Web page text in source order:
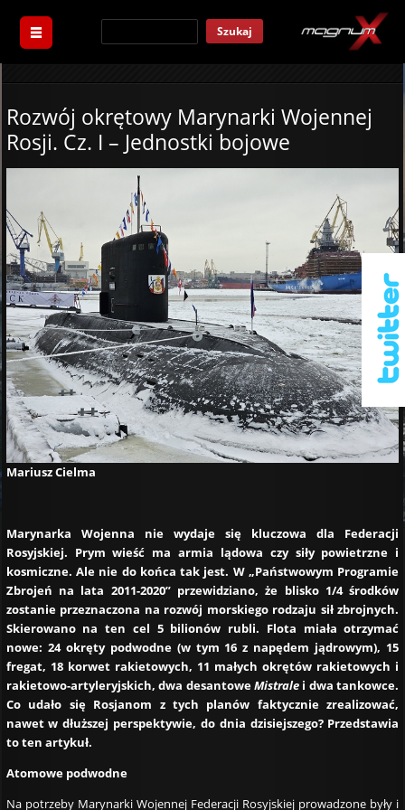
Szukaj
Rozwój okrętowy Marynarki Wojennej
Rosji. Cz. I – Jednostki bojowe
Mariusz Cielma
Marynarka Wojenna nie wydaje się kluczowa dla Federacji
Rosyjskiej. Prym wieść ma armia lądowa czy siły powietrzne i
kosmiczne. Ale nie do końca tak jest. W „Państwowym Programie
Zbrojeń na lata 2011-2020” przewidziano, że blisko 1/4 środków
zostanie przeznaczona na rozwój morskiego rodzaju sił zbrojnych.
Skierowano na ten cel 5 bilionów rubli. Flota miała otrzymać
nowe: 24 okręty podwodne (w tym 16 z napędem jądrowym), 15
fregat, 18 korwet rakietowych, 11 małych okrętów rakietowych i
rakietowo-artyleryjskich, dwa desantoweMistrale i dwa tankowce.
Co udało się Rosjanom z tych planów faktycznie zrealizować,
nawet w dłuższej perspektywie, do dnia dzisiejszego? Przedstawia
to ten artykuł.
Atomowe podwodne
Na potrzeby Marynarki Wojennej Federacji Rosyjskiej prowadzone były i